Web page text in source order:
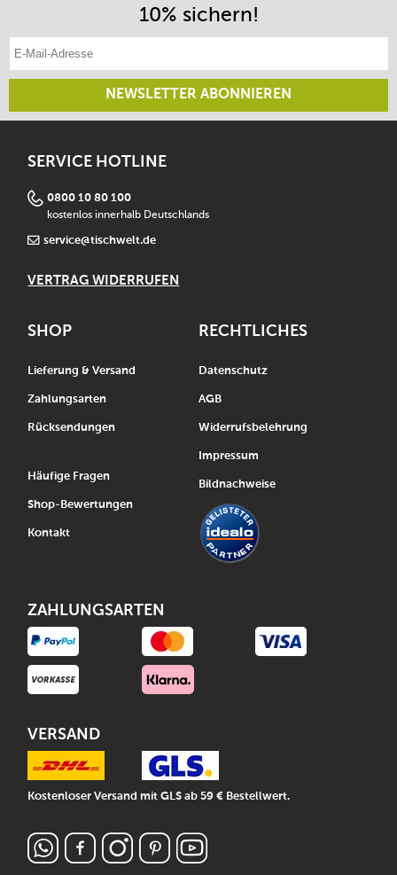
10% sichern!
NEWSLETTER ABONNIEREN
SERVICE HOTLINE
0800 10 80 100
kostenlos innerhalb Deutschlands
service@tischwelt.de
VERTRAG WIDERRUFEN
SHOP
Lieferung & Versand
Zahlungsarten
Rücksendungen
Häufige Fragen
Shop-Bewertungen
Kontakt
RECHTLICHES
Datenschutz
AGB
Widerrufsbelehrung
Impressum
Bildnachweise
ZAHLUNGSARTEN
VERSAND
Kostenloser Versand mit GLS ab 59 € Bestellwert.